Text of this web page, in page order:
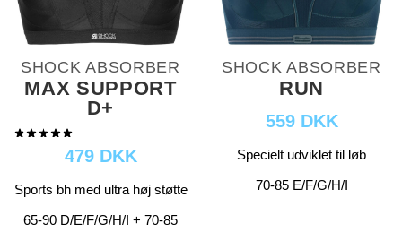
SHOCK ABSORBER
MAX SUPPORT
D+
479 DKK
Sports bh med ultra høj støtte
65-90 D/E/F/G/H/I + 70-85
SHOCK ABSORBER
RUN
559 DKK
Specielt udviklet til løb
70-85 E/F/G/H/I